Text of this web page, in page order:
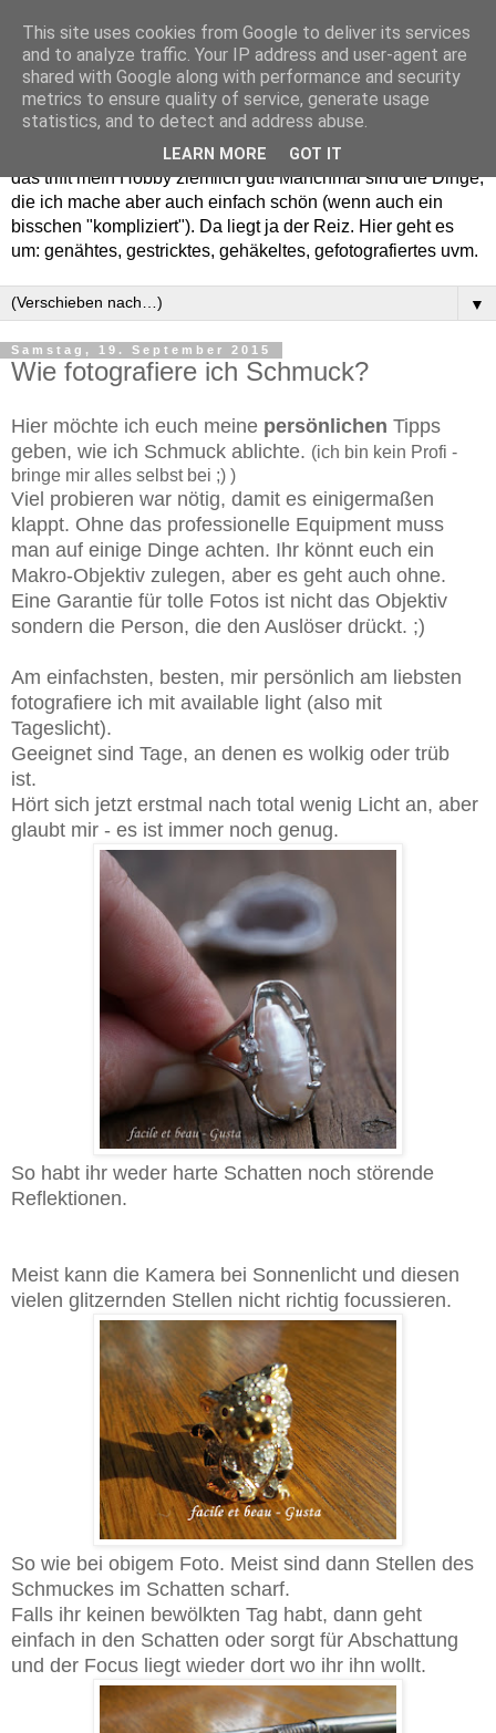
Willkommen in meinem "Wohnzimmer". Einfach und schön -
das trifft mein Hobby ziemlich gut! Manchmal sind die Dinge,
die ich mache aber auch einfach schön (wenn auch ein
bisschen "kompliziert"). Da liegt ja der Reiz. Hier geht es
um: genähtes, gestricktes, gehäkeltes, gefotografiertes uvm.
▼
Samstag, 19. September 2015
Wie fotografiere ich Schmuck?
Hier möchte ich euch meine persönlichen Tipps
geben, wie ich Schmuck ablichte. (ich bin kein Profi -
bringe mir alles selbst bei ;) )
Viel probieren war nötig, damit es einigermaßen
klappt. Ohne das professionelle Equipment muss
man auf einige Dinge achten. Ihr könnt euch ein
Makro-Objektiv zulegen, aber es geht auch ohne.
Eine Garantie für tolle Fotos ist nicht das Objektiv
sondern die Person, die den Auslöser drückt. ;)
Am einfachsten, besten, mir persönlich am liebsten
fotografiere ich mit available light (also mit
Tageslicht).
Geeignet sind Tage, an denen es wolkig oder trüb
ist.
Hört sich jetzt erstmal nach total wenig Licht an, aber
glaubt mir - es ist immer noch genug.
So habt ihr weder harte Schatten noch störende
Reflektionen.
Meist kann die Kamera bei Sonnenlicht und diesen
vielen glitzernden Stellen nicht richtig focussieren.
So wie bei obigem Foto. Meist sind dann Stellen des
Schmuckes im Schatten scharf.
Falls ihr keinen bewölkten Tag habt, dann geht
einfach in den Schatten oder sorgt für Abschattung
und der Focus liegt wieder dort wo ihr ihn wollt.
This site uses cookies from Google to deliver its services
and to analyze traffic. Your IP address and user-agent are
shared with Google along with performance and security
metrics to ensure quality of service, generate usage
statistics, and to detect and address abuse.
LEARN MORE GOT IT